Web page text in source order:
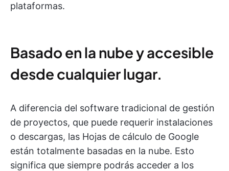
plataformas.
Basado en la nube y accesible
desde cualquier lugar.
A diferencia del software tradicional de gestión
de proyectos, que puede requerir instalaciones
o descargas, las Hojas de cálculo de Google
están totalmente basadas en la nube. Esto
significa que siempre podrás acceder a los